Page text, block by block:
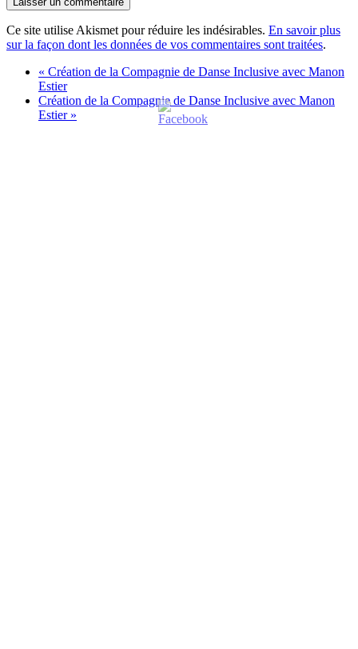
Ce site utilise Akismet pour réduire les indésirables. En savoir plus
sur la façon dont les données de vos commentaires sont traitées.
« Création de la Compagnie de Danse Inclusive avec Manon
Estier
Création de la Compagnie de Danse Inclusive avec Manon
Estier »